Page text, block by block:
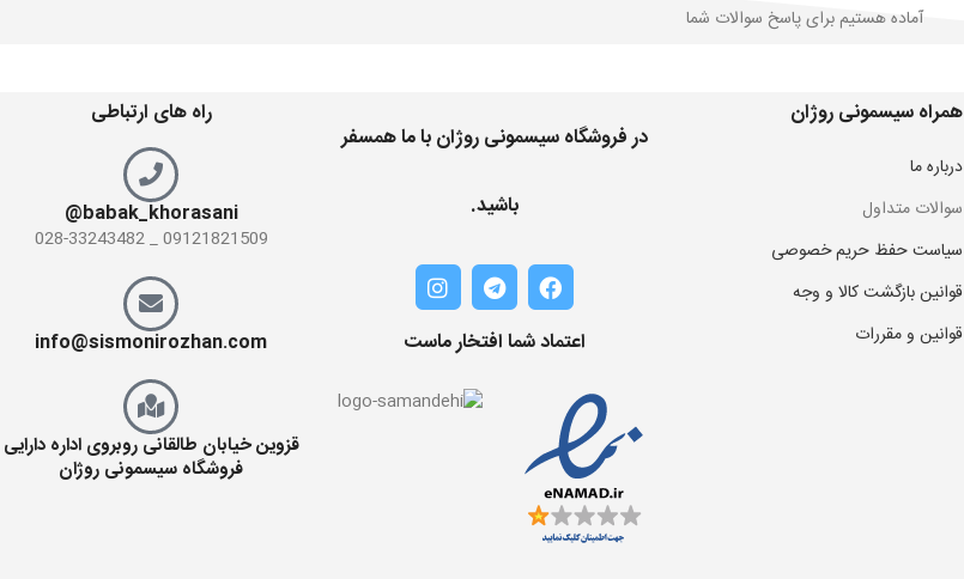
آماده هستیم برای پاسخ سوالات شما
همراه سیسمونی روژان
درباره ما
سوالات متداول
سیاست حفظ حریم خصوصی
قوانین بازگشت کالا و وجه
قوانین و مقررات
در فروشگاه سیسمونی روژان با ما همسفر
باشید.
اعتماد شما افتخار ماست
راه های ارتباطی
babak_khorasani@
09121821509 _ 028-33243482
info@sismonirozhan.com
قزوین خیابان طالقانی روبروی اداره دارایی
فروشگاه سیسمونی روژان